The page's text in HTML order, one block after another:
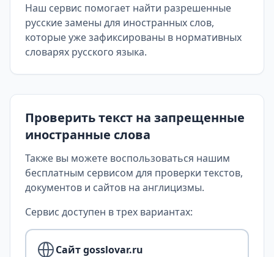
Наш сервис помогает найти разрешенные
русские замены для иностранных слов,
которые уже зафиксированы в нормативных
словарях русского языка.
Проверить текст на запрещенные
иностранные слова
Также вы можете воспользоваться нашим
бесплатным сервисом для проверки текстов,
документов и сайтов на англицизмы.
Сервис доступен в трех вариантах:
Сайт gosslovar.ru